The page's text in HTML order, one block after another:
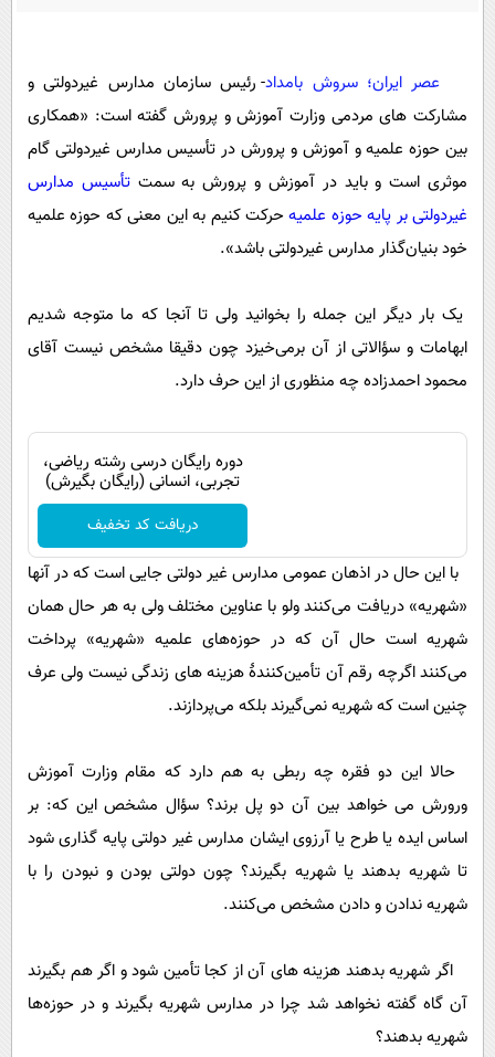
محیط زیست
سلامت
فرهنگی
اجتماعی
حیات وحش
سیاست خارجی
دانلود عصر ایران؛ سروش بامداد- رئیس سازمان مدارس غیردولتی و
مشارکت های مردمی وزارت آموزش و پرورش گفته است: «همکاری
بین حوزه علمیه و آموزش و پرورش در تأسیس مدارس غیردولتی گام
موثری است و باید در آموزش و پرورش به سمت تأسیس مدارس
غیردولتی بر پایه حوزه علمیهحرکت کنیم به این معنی که حوزه علمیه
خود بنیان‌گذار مدارس غیردولتی باشد».
یک بار دیگر این جمله را بخوانید ولی تا آنجا که ما متوجه شدیم
ابهامات و سؤالاتی از آن برمی‌خیزد چون دقیقا مشخص نیست آقای
محمود احمدزاده چه منظوری از این حرف دارد.
دوره رایگان درسی رشته ریاضی،
تجربی، انسانی (رایگان بگیرش)
دریافت کد تخفیف
با این حال در اذهان عمومی مدارس غیر دولتی جایی است که در آنها
«شهریه» دریافت می‌کنند ولو با عناوین مختلف ولی به هر حال همان
شهریه است حال آن که در حوزه‌های علمیه «شهریه» پرداخت
می‌کنند اگرچه رقم آن تأمین‌کنندۀ هزینه های زندگی نیست ولی عرف
چنین است که شهریه نمی‌گیرند بلکه می‌پردازند.
حالا این دو فقره چه ربطی به هم دارد که مقام وزارت آموزش
ورورش می خواهد بین آن دو پل برند؟ سؤال مشخص این که: بر
اساس ایده یا طرح یا آرزوی ایشان مدارس غیر دولتی پایه گذاری شود
تا شهریه بدهند یا شهریه بگیرند؟ چون دولتی بودن و نبودن را با
شهریه ندادن و دادن مشخص می‌کنند.
اگر شهریه بدهند هزینه های آن از کجا تأمین شود و اگر هم بگیرند
آن گاه گفته نخواهد شد چرا در مدارس شهریه بگیرند و در حوزه‌ها
شهریه بدهند؟